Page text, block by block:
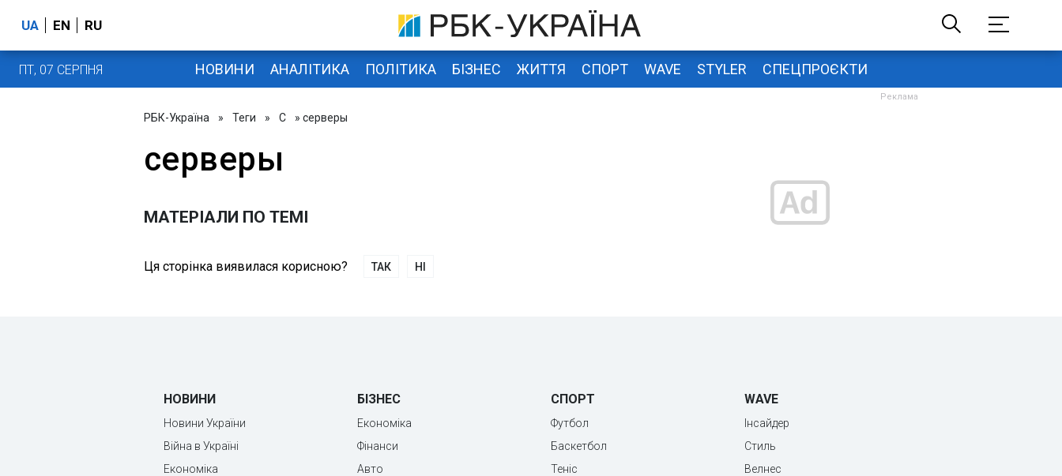
UA EN RU
ПТ, 07 СЕРПНЯ НОВИНИ АНАЛІТИКА ПОЛІТИКА БІЗНЕС ЖИТТЯ СПОРТ WAVE STYLER СПЕЦПРОЄКТИ
РБК-Україна » Теги » С » серверы
серверы
МАТЕРІАЛИ ПО ТЕМІ
Ця сторінка виявилася корисною? ТАК НІ
НОВИНИ
Новини України
Війна в Україні
Економіка
БІЗНЕС
Економіка
Фінанси
Авто
СПОРТ
Футбол
Баскетбол
Теніс
WAVE
Інсайдер
Стиль
Велнес